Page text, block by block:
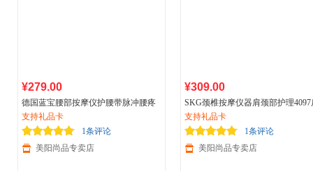
¥279.00
德国蓝宝腰部按摩仪护腰带脉冲腰疼
热敷暖腹腰椎按摩器
支持礼品卡
1条评论
美阳尚品专卖店
¥309.00
SKG颈椎按摩仪器肩颈部护理4097
颈部按摩仪智能护颈
支持礼品卡
1条评论
美阳尚品专卖店